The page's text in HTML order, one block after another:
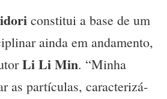
constitui a base de um
ainda em andamento,
Li Li Min. “Minha
as partículas, caracterizá-